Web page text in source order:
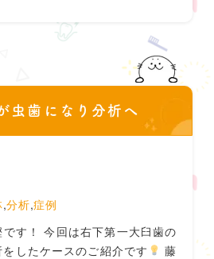
虫歯になり分析へ
,分析,症例
す！ 今回は右下第一大臼歯の
したケースのご紹介です
藤